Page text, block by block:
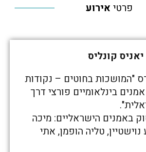
פרטי אירוע
יאניס קונליס
"המושכות בחוטים – נקודות
מפגש בין 11 אמנים בינלאומיים פורצי דרך
באמנים הישראליים: מיכה
נוישטיין, טליה הופמן, אתי